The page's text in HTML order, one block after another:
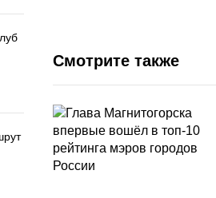
Смотрите также